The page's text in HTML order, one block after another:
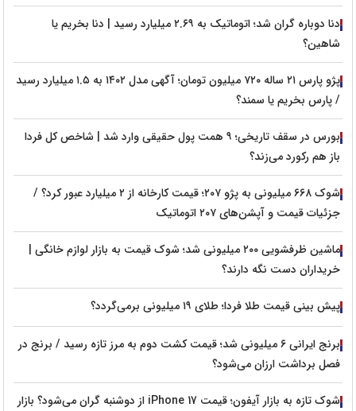
دنا دوباره گران شد؛ اتوماتیک به ۲.۶۹ میلیارد رسید | دنا بخریم یا
شاهین؟
پژو پارس ۲۱ ساله ۷۲۰ میلیون تومان؛ آگهی مدل ۱۴۰۲ به ۱.۵ میلیارد رسید
/ پارس بخریم یا سمند؟
بورس در سقف تاریخی؛ ۹ همت پول حقیقی وارد شد | شاخص کل فردا
باز هم رکورد می‌زند؟
شوک ۶۶۸ میلیونی به پژو ۲۰۷؛ قیمت کارخانه از ۲ میلیارد عبور کرد؟ /
جزئیات قیمت و آپشن‌های ۲۰۷ اتوماتیک
ماشین ظرفشویی ۲۰۰ میلیونی شد؛ شوک قیمت به بازار لوازم خانگی |
خریداران دست نگه دارند؟
پیش‌ بینی قیمت طلا فردا؛ طلای ۱۹ میلیونی برمی‌گردد؟
برنج ایرانی ۶ میلیونی شد؛ قیمت کشت دوم به مرز تازه رسید / برنج در
فصل برداشت ارزان می‌شود؟
شوک تازه به بازار آیفون؛ قیمت iPhone 17 از دوشنبه گران می‌شود؟ بازار